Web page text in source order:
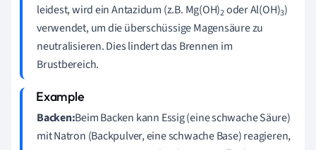
leidest, wird ein Antazidum (z.B. Mg(OH)2oder Al(OH)3)
verwendet, um die überschüssige Magensäure zu
neutralisieren. Dies lindert das Brennen im
Brustbereich.
Backen:Beim Backen kann Essig (eine schwache Säure)
mit Natron (Backpulver, eine schwache Base) reagieren,